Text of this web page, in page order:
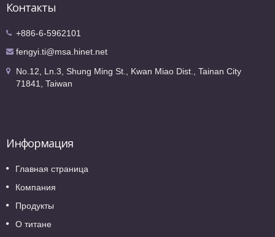
Контакты
+886-6-5962101
fengyi.ti@msa.hinet.net
No.12, Ln.3, Shung Ming St., Kwan Miao Dist., Tainan City
71841, Taiwan
Информация
Главная страница
Компания
Продукты
О титане